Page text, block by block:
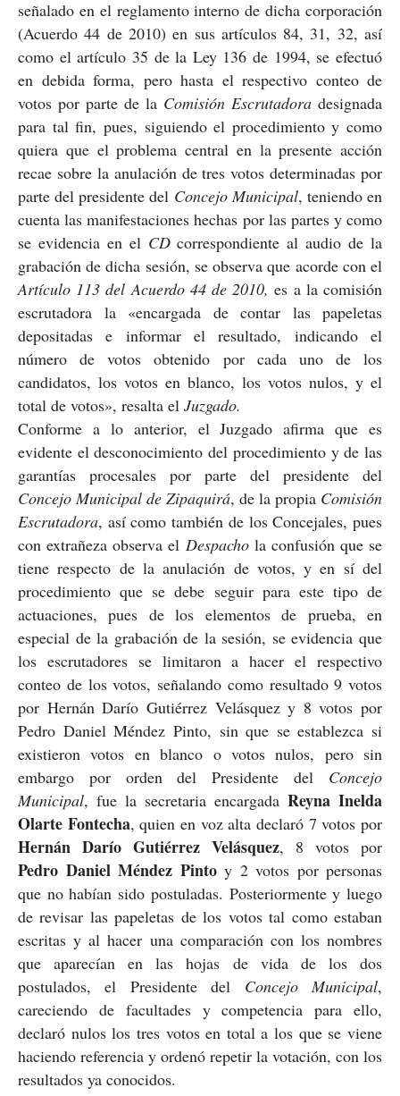
señalado en el reglamento interno de dicha corporación
(Acuerdo 44 de 2010) en sus artículos 84, 31, 32, así
como el artículo 35 de la Ley 136 de 1994, se efectuó
en debida forma, pero hasta el respectivo conteo de
votos por parte de la Comisión Escrutadora designada
para tal fin, pues, siguiendo el procedimiento y como
quiera que el problema central en la presente acción
recae sobre la anulación de tres votos determinadas por
parte del presidente del Concejo Municipal, teniendo en
cuenta las manifestaciones hechas por las partes y como
se evidencia en el CDcorrespondiente al audio de la
grabación de dicha sesión, se observa que acorde con el
Artículo 113 del Acuerdo 44 de 2010, es a la comisión
escrutadora la «encargada de contar las papeletas
depositadas e informar el resultado, indicando el
número de votos obtenido por cada uno de los
candidatos, los votos en blanco, los votos nulos, y el
total de votos», resalta el Juzgado.
Conforme a lo anterior, el Juzgado afirma que es
evidente el desconocimiento del procedimiento y de las
garantías procesales por parte del presidente del
Concejo Municipal de Zipaquirá, de la propia Comisión
Escrutadora, así como también de los Concejales, pues
con extrañeza observa el Despachola confusión que se
tiene respecto de la anulación de votos, y en sí del
procedimiento que se debe seguir para este tipo de
actuaciones, pues de los elementos de prueba, en
especial de la grabación de la sesión, se evidencia que
los escrutadores se limitaron a hacer el respectivo
conteo de los votos, señalando como resultado 9 votos
por Hernán Darío Gutiérrez Velásquez y 8 votos por
Pedro Daniel Méndez Pinto, sin que se establezca si
existieron votos en blanco o votos nulos, pero sin
embargo por orden del Presidente del Concejo
Municipal, fue la secretaria encargada Reyna Inelda
Olarte Fontecha, quien en voz alta declaró 7 votos por
Hernán Darío Gutiérrez Velásquez, 8 votos por
Pedro Daniel Méndez Pintoy 2 votos por personas
que no habían sido postuladas. Posteriormente y luego
de revisar las papeletas de los votos tal como estaban
escritas y al hacer una comparación con los nombres
que aparecían en las hojas de vida de los dos
postulados, el Presidente del Concejo Municipal,
careciendo de facultades y competencia para ello,
declaró nulos los tres votos en total a los que se viene
haciendo referencia y ordenó repetir la votación, con los
resultados ya conocidos.